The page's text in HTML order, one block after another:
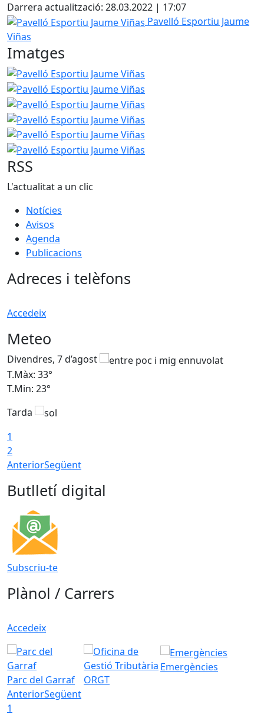
Darrera actualització: 28.03.2022 | 17:07
Pavelló Esportiu Jaume Viñas
Pavelló Esportiu Jaume
Viñas
Imatges
Pavelló Esportiu Jaume Viñas
RSS
L'actualitat a un clic
Notícies
Avisos
Agenda
Publicacions
Adreces i telèfons
Accedeix
Meteo
Divendres, 7 d’agost
T.Màx: 33°
T.Min: 23°
Tarda
1
2
AnteriorSegüent
Butlletí digital
Subscriu-te
Plànol / Carrers
Accedeix
Parc del Garraf ORGT
Emergències
AnteriorSegüent
1